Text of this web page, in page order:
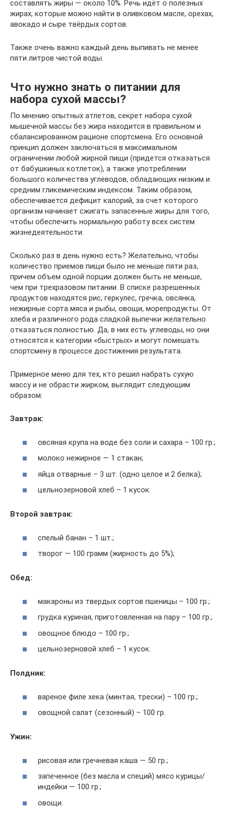
составлять жиры — около 10%. Речь идёт о полезных
жирах, которые можно найти в оливковом масле, орехах,
авокадо и сыре твёрдых сортов.
Также очень важно каждый день выпивать не менее
пяти литров чистой воды.
Что нужно знать о питании для
набора сухой массы?
По мнению опытных атлетов, секрет набора сухой
мышечной массы без жира находится в правильном и
сбалансированном рационе спортсмена. Его основной
принцип должен заключаться в максимальном
ограничении любой жирной пищи (придется отказаться
от бабушкиных котлеток), а также употреблении
большого количества углеводов, обладающих низким и
средним гликемическим индексом. Таким образом,
обеспечивается дефицит калорий, за счет которого
организм начинает сжигать запасенные жиры для того,
чтобы обеспечить нормальную работу всех систем
жизнедеятельности.
Сколько раз в день нужно есть? Желательно, чтобы
количество приемов пищи было не меньше пяти раз,
причем объем одной порции должен быть не меньше,
чем при трехразовом питании. В списке разрешенных
продуктов находятся рис, геркулес, гречка, овсянка,
нежирные сорта мяса и рыбы, овощи, морепродукты. От
хлеба и различного рода сладкой выпечки желательно
отказаться полностью. Да, в них есть углеводы, но они
относятся к категории «быстрых» и могут помешать
спортсмену в процессе достижения результата.
Примерное меню для тех, кто решил набрать сухую
массу и не обрасти жирком, выглядит следующим
образом:
Завтрак:
овсяная крупа на воде без соли и сахара – 100 гр.;
молоко нежирное — 1 стакан;
яйца отварные – 3 шт. (одно целое и 2 белка);
цельнозерновой хлеб – 1 кусок.
Второй завтрак:
спелый банан – 1 шт.;
творог — 100 грамм (жирность до 5%);
Обед:
макароны из твердых сортов пшеницы – 100 гр.;
грудка куриная, приготовленная на пару – 100 гр.;
овощное блюдо – 100 гр.;
цельнозерновой хлеб – 1 кусок.
Полдник:
вареное филе хека (минтая, трески) – 100 гр.;
овощной салат (сезонный) – 100 гр.
Ужин:
рисовая или гречневая каша — 50 гр.;
запеченное (без масла и специй) мясо курицы/
индейки — 100 гр.;
овощи.